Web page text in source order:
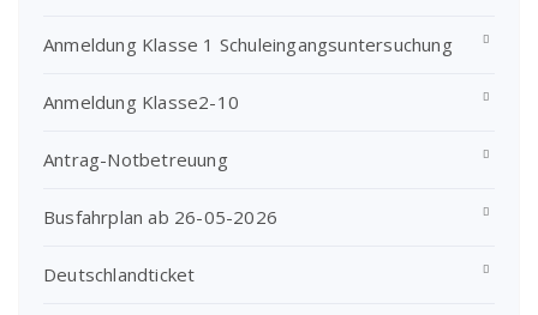
Anmeldung Klasse 1 Schuleingangsuntersuchung
Anmeldung Klasse2-10
Antrag-Notbetreuung
Busfahrplan ab 26-05-2026
Deutschlandticket